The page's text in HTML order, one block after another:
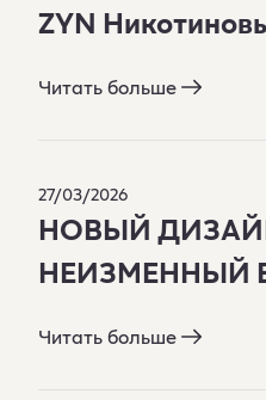
ZYN
Читать больше
27/03/2026
НОВЫЙ
НЕИЗМЕННЫЙ
Читать больше